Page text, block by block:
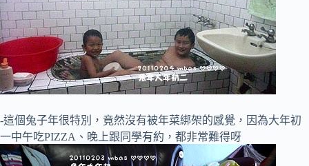
-這個兔子年很特別，竟然沒有被年菜綁架的感覺，因為大年初
一中午吃PIZZA、晚上跟同學有約，都非常難得呀